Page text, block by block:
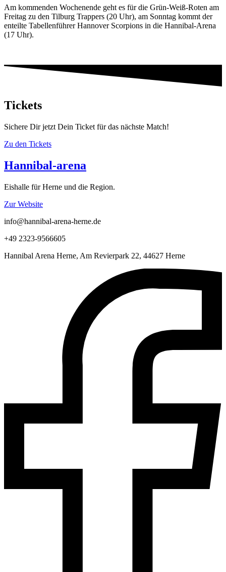
Am kommenden Wochenende geht es für die Grün-Weiß-Roten am
Freitag zu den Tilburg Trappers (20 Uhr), am Sonntag kommt der
enteilte Tabellenführer Hannover Scorpions in die Hannibal-Arena
(17 Uhr).
Tickets
Sichere Dir jetzt Dein Ticket für das nächste Match!
Zu den Tickets
Hannibal-arena
Eishalle für Herne und die Region.
Zur Website
info@hannibal-arena-herne.de
+49 2323-9566605
Hannibal Arena Herne, Am Revierpark 22, 44627 Herne